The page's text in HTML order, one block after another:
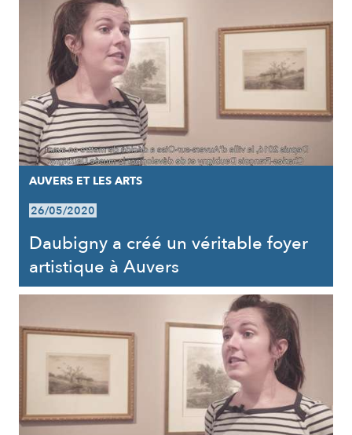
AUVERS ET LES ARTS
26/05/2020
Daubigny a créé un véritable foyer
artistique à Auvers